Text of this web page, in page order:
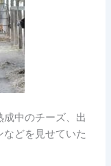
中のチーズ、出
どを見せていた